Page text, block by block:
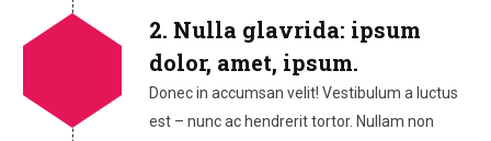
2. Nulla glavrida: ipsum
dolor, amet, ipsum.
Donec in accumsan velit! Vestibulum a luctus
est – nunc ac hendrerit tortor. Nullam non